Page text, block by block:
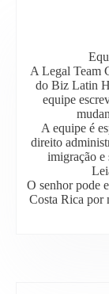
A Legal Team
do Biz Latin
equipe
A equipe é
direito
imigração e
O senhor pode
Costa Rica por